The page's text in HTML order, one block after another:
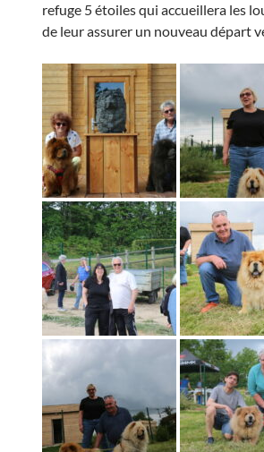
refuge 5 étoiles qui accueillera les
de leur assurer un nouveau départ